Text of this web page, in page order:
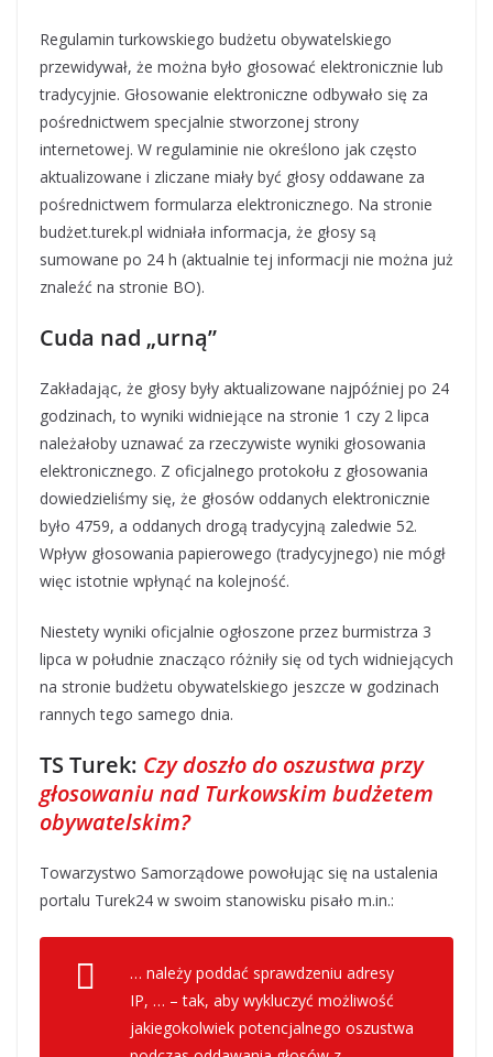
Regulamin turkowskiego budżetu obywatelskiego
przewidywał, że można było głosować elektronicznie lub
tradycyjnie. Głosowanie elektroniczne odbywało się za
pośrednictwem specjalnie stworzonej strony
internetowej. W regulaminie nie określono jak często
aktualizowane i zliczane miały być głosy oddawane za
pośrednictwem formularza elektronicznego. Na stronie
budżet.turek.pl widniała informacja, że głosy są
sumowane po 24 h (aktualnie tej informacji nie można już
znaleźć na stronie BO).
Cuda nad „urną”
Zakładając, że głosy były aktualizowane najpóźniej po 24
godzinach, to wyniki widniejące na stronie 1 czy 2 lipca
należałoby uznawać za rzeczywiste wyniki głosowania
elektronicznego. Z oficjalnego protokołu z głosowania
dowiedzieliśmy się, że głosów oddanych elektronicznie
było 4759, a oddanych drogą tradycyjną zaledwie 52.
Wpływ głosowania papierowego (tradycyjnego) nie mógł
więc istotnie wpłynąć na kolejność.
Niestety wyniki oficjalnie ogłoszone przez burmistrza 3
lipca w południe znacząco różniły się od tych widniejących
na stronie budżetu obywatelskiego jeszcze w godzinach
rannych tego samego dnia.
TS Turek: Czy doszło do oszustwa przy
głosowaniu nad Turkowskim budżetem
obywatelskim?
Towarzystwo Samorządowe powołując się na ustalenia
portalu Turek24 w swoim stanowisku pisało m.in.:
… należy poddać sprawdzeniu adresy
IP, … – tak, aby wykluczyć możliwość
jakiegokolwiek potencjalnego oszustwa